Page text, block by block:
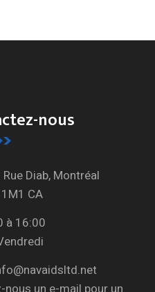
nous
Diab, Montréal
CA
à 16:00